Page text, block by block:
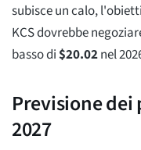
subisce un calo,
KCS dovrebbe
basso di$20.02nel
Previsione dei
2027